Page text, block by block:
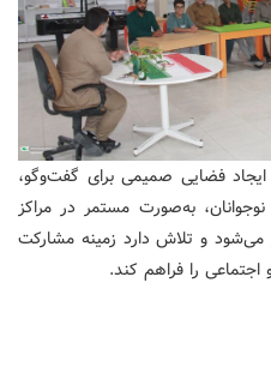
فضایی صمیمی برای گفت‌وگو،
به‌صورت مستمر در مراکز
می‌شود و تلاش دارد زمینه مشارکت
را فراهم کند.